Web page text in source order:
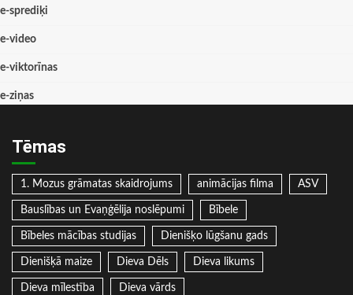
e-sprediķi
e-video
e-viktorīnas
e-ziņas
Tēmas
1. Mozus grāmatas skaidrojums animācijas filma ASV
Bauslības un Evaņģēlija noslēpumi Bībele
Bībeles mācības studijas Dienišķo lūgšanu gads
Dienišķā maize Dieva Dēls Dieva likums
Dieva mīlestība Dieva vārds